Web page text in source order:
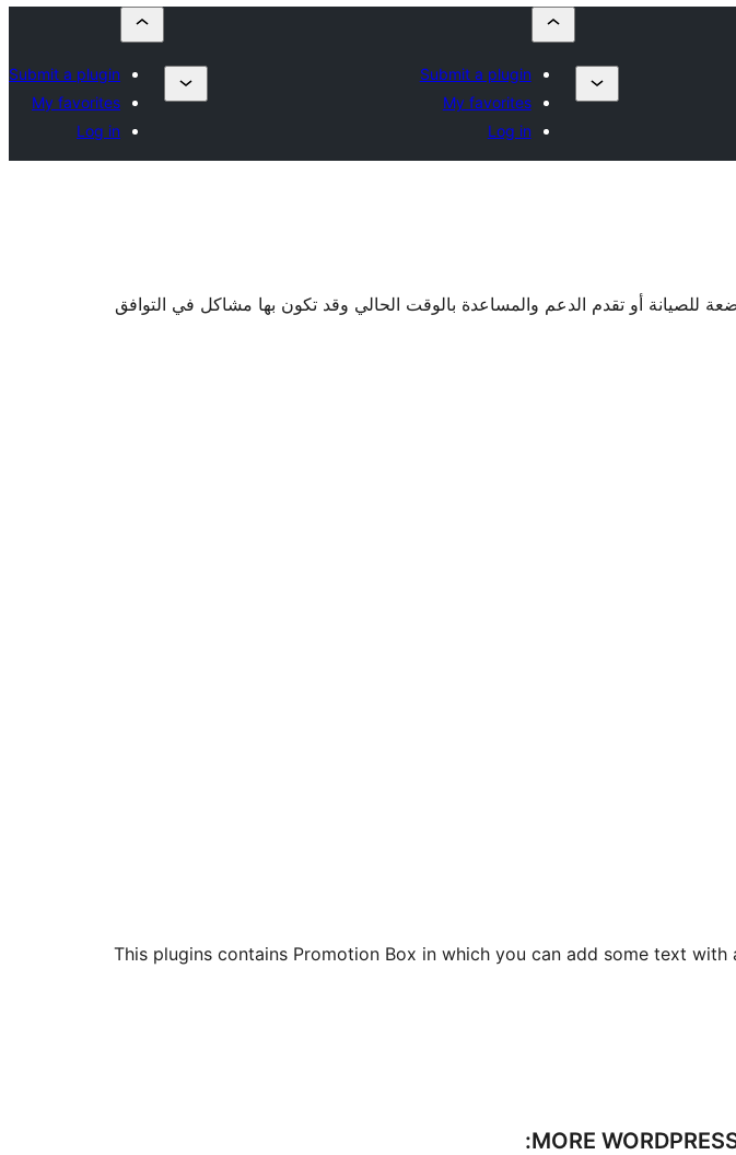
Submit a plugin
My favorites
Log in
Submit a plugin
My favorites
Log in
للصيانة أو تقدم الدعم والمساعدة بالوقت الحالي وقد تكون بها مشاكل في التوافق
This plugins contains Promotion Box in which you can add some text
MORE